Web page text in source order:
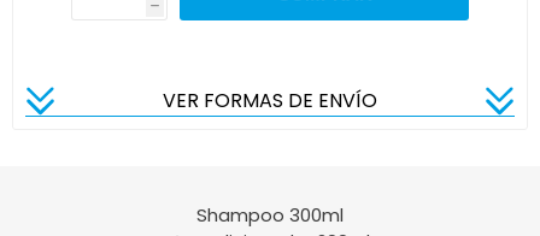
h
VER FORMAS DE ENVÍO
Shampoo 300ml